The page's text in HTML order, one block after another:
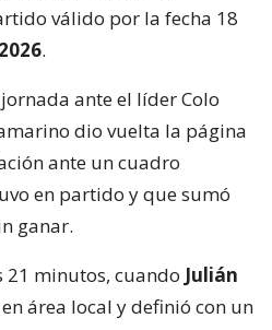
válido por la fecha 18
.
ante el líder Colo
dio vuelta la página
ante un cuadro
en partido y que sumó
ganar.
21 minutos, cuando Julián
área local y definió con un